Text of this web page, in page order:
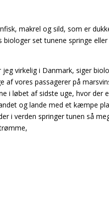
makrel og sild, som er
set tunene springe eller
virkelig i Danmark, siger
af vores passagerer på
i løbet af sidste uge, hvor der
og lande med et kæmpe
i verden springer tunen så